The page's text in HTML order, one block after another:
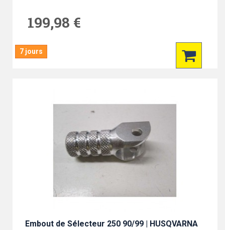
199,98 €
7 jours
Embout de Sélecteur 250 90/99 | HUSQVARNA